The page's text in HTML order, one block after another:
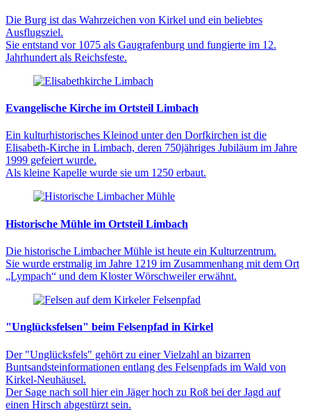
Die Burg ist das Wahrzeichen von Kirkel und ein beliebtes
Ausflugsziel.
Sie entstand vor 1075 als Gaugrafenburg und fungierte im 12.
Jahrhundert als Reichsfeste.
Evangelische Kirche im Ortsteil Limbach
Ein kulturhistorisches Kleinod unter den Dorfkirchen ist die
Elisabeth-Kirche in Limbach, deren 750jähriges Jubiläum im Jahre
1999 gefeiert wurde.
Als kleine Kapelle wurde sie um 1250 erbaut.
Historische Mühle im Ortsteil Limbach
Die historische Limbacher Mühle ist heute ein Kulturzentrum.
Sie wurde erstmalig im Jahre 1219 im Zusammenhang mit dem Ort
„Lympach“ und dem Kloster Wörschweiler erwähnt.
"Unglücksfelsen" beim Felsenpfad in Kirkel
Der "Unglücksfels" gehört zu einer Vielzahl an bizarren
Buntsandsteinformationen entlang des Felsenpfads im Wald von
Kirkel-Neuhäusel.
Der Sage nach soll hier ein Jäger hoch zu Roß bei der Jagd auf
einen Hirsch abgestürzt sein.